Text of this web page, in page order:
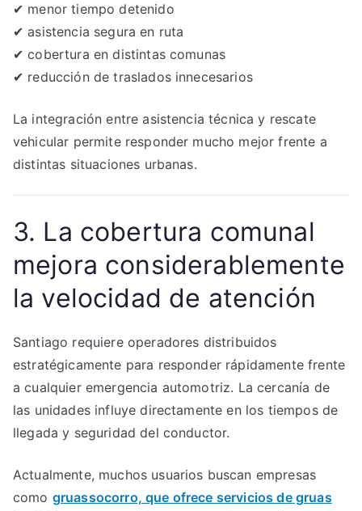
✔ menor tiempo detenido
✔ asistencia segura en ruta
✔ cobertura en distintas comunas
✔ reducción de traslados innecesarios
La integración entre asistencia técnica y rescate
vehicular permite responder mucho mejor frente a
distintas situaciones urbanas.
3. La cobertura comunal
mejora considerablemente
la velocidad de atención
Santiago requiere operadores distribuidos
estratégicamente para responder rápidamente frente
a cualquier emergencia automotriz. La cercanía de
las unidades influye directamente en los tiempos de
llegada y seguridad del conductor.
Actualmente, muchos usuarios buscan empresas
como gruassocorro, que ofrece servicios de gruas